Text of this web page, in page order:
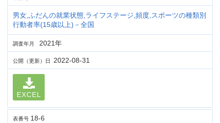
男女,ふだんの就業状態,ライフステージ,頻度,スポーツの種類別
行動者率(15歳以上)－全国
調査年月 2021年
公開（更新）日 2022-08-31
EXCEL
表番号 18-6